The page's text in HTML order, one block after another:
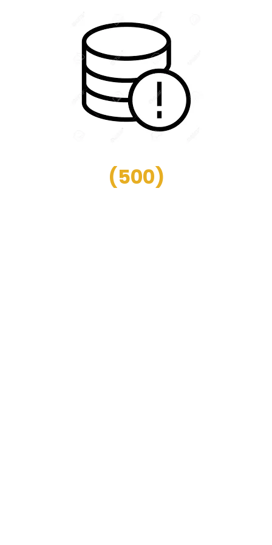
(500)